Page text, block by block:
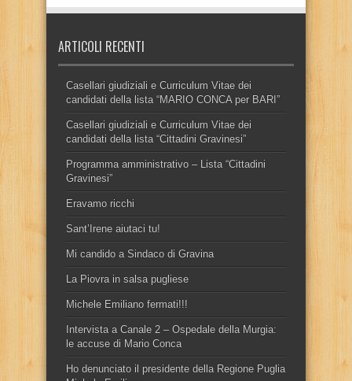
ARTICOLI RECENTI
Casellari giudiziali e Curriculum Vitae dei
candidati della lista “MARIO CONCA per BARI”
Casellari giudiziali e Curriculum Vitae dei
candidati della lista “Cittadini Gravinesi”
Programma amministrativo – Lista “Cittadini
Gravinesi”
Eravamo ricchi
Sant’Irene aiutaci tu!
Mi candido a Sindaco di Gravina
La Piovra in salsa pugliese
Michele Emiliano fermati!!!
Intervista a Canale 2 – Ospedale della Murgia:
le accuse di Mario Conca
Ho denunciato il presidente della Regione Puglia